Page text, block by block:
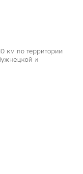
км по территории
и